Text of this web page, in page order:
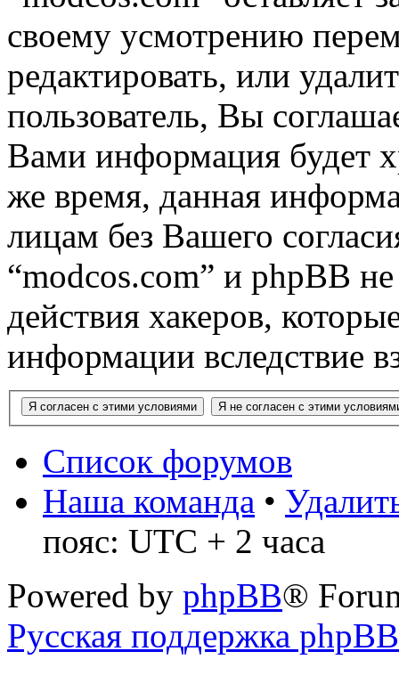
своему усмотрению
редактировать, или
пользователь, Вы
Вами информация будет
же время, данная
лицам без Вашего
“modcos.com” и phpBB не
действия хакеров,
информации вследствие
Список форумов
Наша команда •
пояс: UTC + 2 часа
Powered by phpBB®
Русская поддержка phpBB